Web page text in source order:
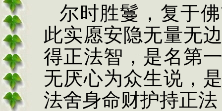
尔时胜鬘，复于
此实愿安隐无量无
得正法智，是名第
无厌心为众生说，
法舍身命财护持正